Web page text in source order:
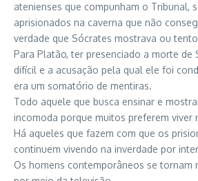
atenienses que compunham o Tribunal,
aprisionados na caverna que não
verdade que Sócrates mostrava ou
Para Platão, ter presenciado a morte de
difícil e a acusação pela qual ele foi
era um somatório de mentiras.
Todo aquele que busca ensinar e
incomoda porque muitos preferem viver
Há aqueles que fazem com que os
continuem vivendo na inverdade por
Os homens contemporâneos se tornam